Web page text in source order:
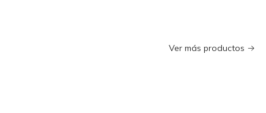
Ver más productos